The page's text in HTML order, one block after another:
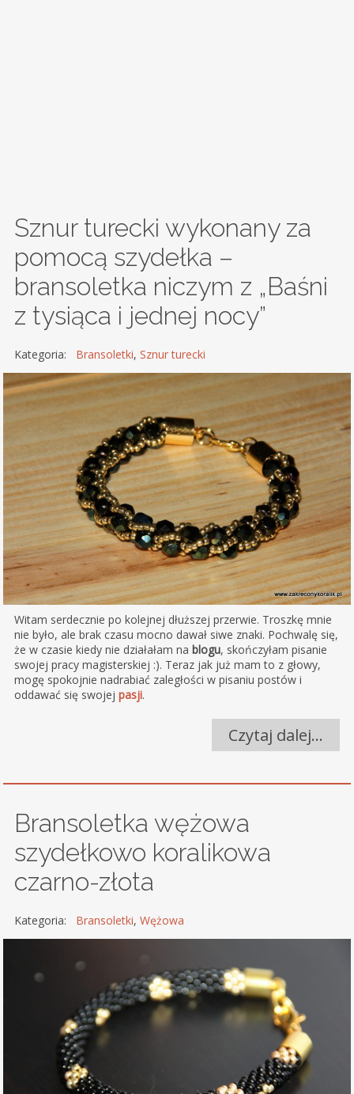
Sznur turecki wykonany za
pomocą szydełka –
bransoletka niczym z „Baśni
z tysiąca i jednej nocy”
Kategoria: Bransoletki, Sznur turecki
Witam serdecznie po kolejnej dłuższej przerwie. Troszkę mnie
nie było, ale brak czasu mocno dawał siwe znaki. Pochwalę się,
że w czasie kiedy nie działałam na blogu, skończyłam pisanie
swojej pracy magisterskiej :). Teraz jak już mam to z głowy,
mogę spokojnie nadrabiać zaległości w pisaniu postów i
oddawać się swojej pasji.
Czytaj dalej…
Bransoletka wężowa
szydełkowo koralikowa
czarno-złota
Kategoria: Bransoletki, Wężowa